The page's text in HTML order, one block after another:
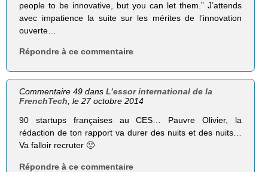
people to be innovative, but you can let them.” J’attends
avec impatience la suite sur les mérites de l’innovation
ouverte…
Répondre à ce commentaire
Commentaire 49 dansL’essor international de la
FrenchTech, le 27 octobre 2014
90 startups françaises au CES… Pauvre Olivier, la
rédaction de ton rapport va durer des nuits et des nuits…
Va falloir recruter 🙂
Répondre à ce commentaire